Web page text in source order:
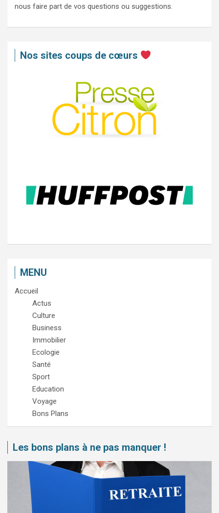
nous faire part de vos questions ou suggestions.
Nos sites coups de cœurs
MENU
Accueil
Actus
Culture
Business
Immobilier
Ecologie
Santé
Sport
Education
Voyage
Bons Plans
Les bons plans à ne pas manquer !